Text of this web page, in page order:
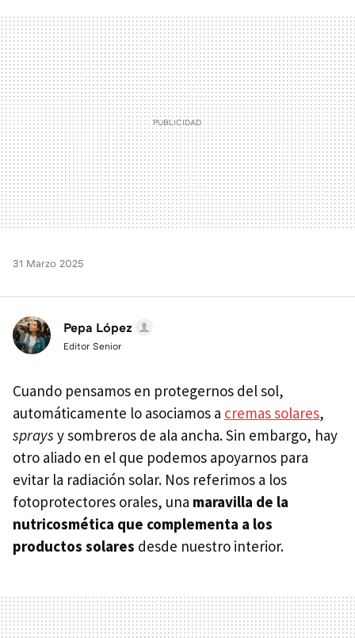
MAIL
31 Marzo 2025
Pepa López
Editor Senior
Cuando pensamos en protegernos del sol,
automáticamente lo asociamos a cremas solares,
sprays y sombreros de ala ancha. Sin embargo, hay
otro aliado en el que podemos apoyarnos para
evitar la radiación solar. Nos referimos a los
fotoprotectores orales, una maravilla de la
nutricosmética que complementa a los
productos solares desde nuestro interior.